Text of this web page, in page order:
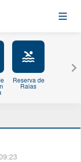
Reserva de
Raias